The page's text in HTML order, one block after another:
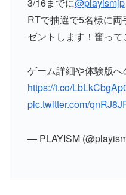
RTで抽選で5名様に
ゼントします！奮って
ゲーム詳細や体験版へ
https://t.co/
pic.twitter.com/
— PLAYISM